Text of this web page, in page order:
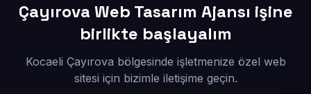
Çayırova Web Tasarım Ajansı işine
birlikte başlayalım
Kocaeli Çayırova bölgesinde işletmenize özel web
sitesi için bizimle iletişime geçin.